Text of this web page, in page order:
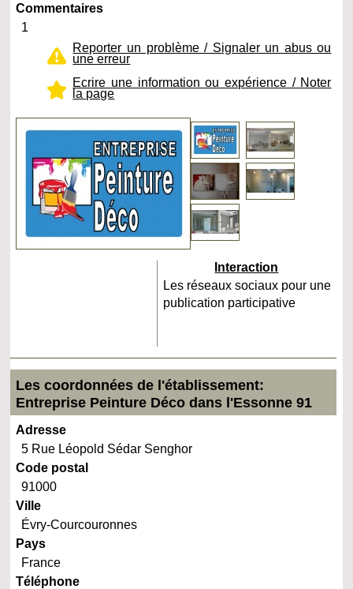
Commentaires
1
Reporter un problème / Signaler un abus ou
une erreur
Ecrire une information ou expérience / Noter
la page
Interaction
Les réseaux sociaux pour une
publication participative
Les coordonnées de l'établissement:
Entreprise Peinture Déco dans l'Essonne 91
Adresse
5 Rue Léopold Sédar Senghor
Code postal
91000
Ville
Évry-Courcouronnes
Pays
France
Téléphone